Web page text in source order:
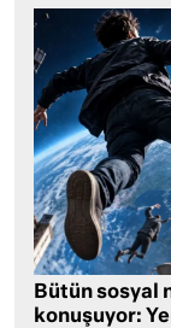
Bütün sosyal
konuşuyor: